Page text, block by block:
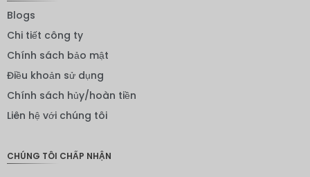
IDR
Blogs
Chi tiết công ty
Chính sách bảo mật
Điều khoản sử dụng
Chính sách hủy/hoàn tiền
Liên hệ với chúng tôi
CHÚNG TÔI CHẤP NHẬN